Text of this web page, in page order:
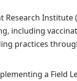
Research Institute
including
practices
a Field